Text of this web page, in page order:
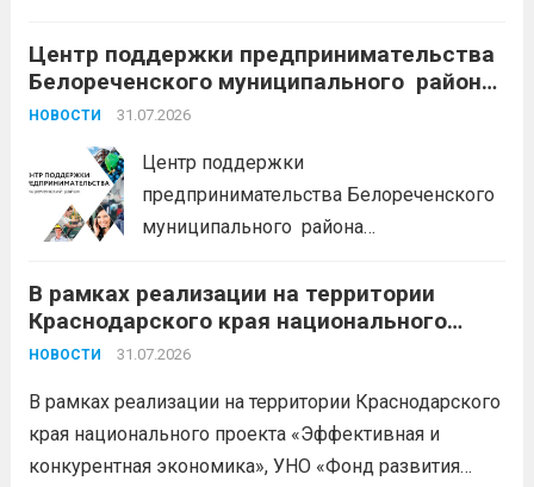
5 млн. рублей Срок от 7 мес. до 36 мес. Процентная
ставка 0,1- 8,15 % годовых Возможно установление
льготного периода...
Центр поддержки предпринимательства
Белореченского муниципального района
Краснодарского края приглашает на
НОВОСТИ 31.07.2026
Центр поддержки
предпринимательства Белореченского
муниципального района
БЕСПЛАТНЫЕ КОНСУЛЬТАЦИИ
Бухгалтерский учет и заполнение
деклараций; Трудовое
планирование и правовое обеспечение;
Микрозаймы для предпринимателей по
В рамках реализации на территории
Краснодарского края национального
проекта «Эффективная и конкурентная
НОВОСТИ 31.07.2026
В рамках реализации на территории Краснодарского
края национального проекта «Эффективная и
конкурентная экономика», УНО «Фонд развития